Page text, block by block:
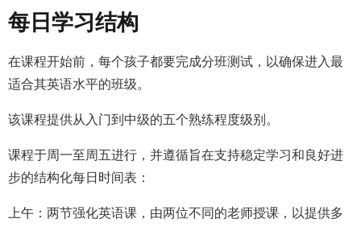
每日学习结构
在课程开始前，每个孩子都要完成分班测试，以确保进入最
适合其英语水平的班级。
该课程提供从入门到中级的五个熟练程度级别。
课程于周一至周五进行，并遵循旨在支持稳定学习和良好进
步的结构化每日时间表：
上午：两节强化英语课，由两位不同的老师授课，以提供多